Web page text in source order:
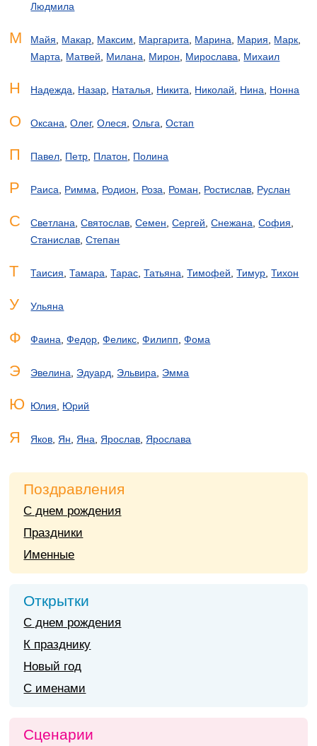
Людмила
М Майя Макар Максим Маргарита Марина Мария Марк
Марта
Матвей Милана Мирон Мирослава Михаил
Н Надежда Назар Наталья Никита Николай Нина Нонна
О Оксана ,Олег,Олеся ,Ольга ,Остап
П Павел Петр Платон Полина
Р Раиса Римма Родион Роза Роман Ростислав Руслан
С Светлана ,Святослав ,Семен ,Сергей ,Снежана ,София
Станислав ,Степан
Т Таисия ,Тамара ,Тарас ,Татьяна ,Тимофей ,Тимур ,Тихон
У Ульяна
Ф Фаина ,Федор ,Феликс ,Филипп ,Фома
Э Эвелина Эдуард Эльвира Эмма
Ю Юлия Юрий
Я Яков Ян Яна Ярослав Ярослава
Поздравления
С днем рождения
Праздники
Именные
Открытки
С днем рождения
К празднику
Новый год
С именами
Сценарии